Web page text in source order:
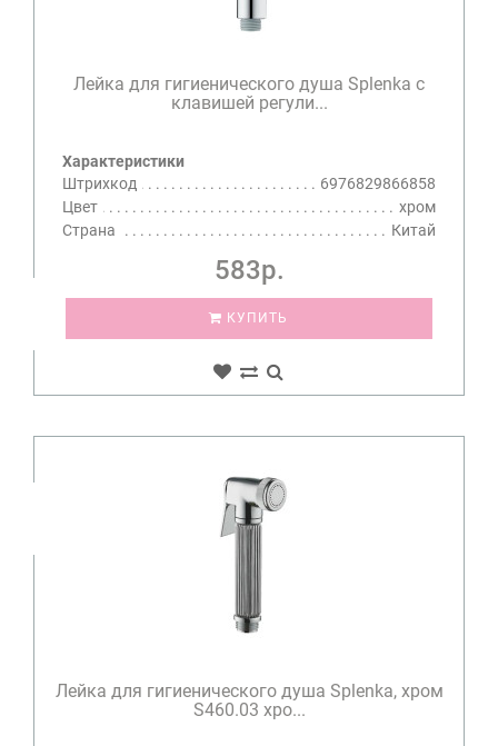
Лейка для гигиенического душа Splenka с
клавишей регули...
Характеристики
Штрихкод
6976829866858
Цвет
хром
Страна
Китай
583р.
КУПИТЬ
Лейка для гигиенического душа Splenka, хром
S460.03 хро...